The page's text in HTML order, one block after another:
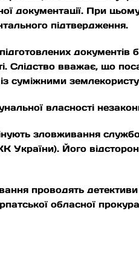
документації. При
підтвердження.
Слідство вважає, що
суміжними
власності
зловживання
України). Його
проводять
обласної